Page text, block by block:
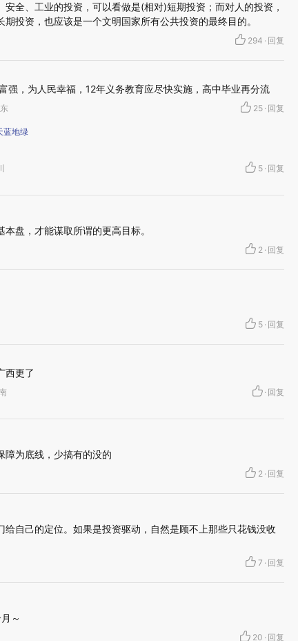
全、工业的投资，可以看做是(相对)短期投资；而对人的投资，
投资，也应该是一个文明国家所有公共投资的最终目的。
294 · 回复
强，为人民幸福，12年义务教育应尽快实施，高中毕业再分流
25 · 回复
蓝地绿
5 · 回复
盘，才能谋取所谓的更高目标。
2 · 回复
5 · 回复
西更了
· 回复
障为底线，少搞有的没的
2 · 回复
给自己的定位。如果是投资驱动，自然是顾不上那些只花钱没收
7 · 回复
～
20 · 回复